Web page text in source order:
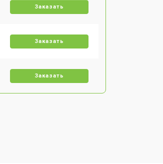
Заказать
Заказать
Заказать